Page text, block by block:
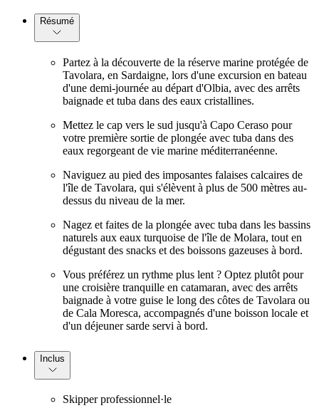
Résumé
Partez à la découverte de la réserve marine protégée de
Tavolara, en Sardaigne, lors d'une excursion en bateau
d'une demi-journée au départ d'Olbia, avec des arrêts
baignade et tuba dans des eaux cristallines.
Mettez le cap vers le sud jusqu'à Capo Ceraso pour
votre première sortie de plongée avec tuba dans des
eaux regorgeant de vie marine méditerranéenne.
Naviguez au pied des imposantes falaises calcaires de
l'île de Tavolara, qui s'élèvent à plus de 500 mètres au-
dessus du niveau de la mer.
Nagez et faites de la plongée avec tuba dans les bassins
naturels aux eaux turquoise de l'île de Molara, tout en
dégustant des snacks et des boissons gazeuses à bord.
Vous préférez un rythme plus lent ? Optez plutôt pour
une croisière tranquille en catamaran, avec des arrêts
baignade à votre guise le long des côtes de Tavolara ou
de Cala Moresca, accompagnés d'une boisson locale et
d'un déjeuner sarde servi à bord.
Inclus
Skipper professionnel·le